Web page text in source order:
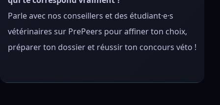
Parle avec nos conseillers et des étudiant·e·s
vétérinaires sur PrePeers pour affiner ton choix,
préparer ton dossier et réussir ton concours véto !